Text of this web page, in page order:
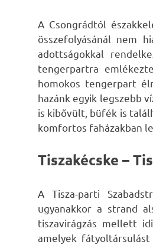
A Csongrádtól
összefolyásánál nem
adottságokkal
tengerpartra
homokos tengerpart
hazánk egyik legszebb
is kibővült, büfék is
komfortos faházakban
Tiszakécske –
A Tisza-parti
ugyanakkor a strand
tiszavirágzás mellett
amelyek